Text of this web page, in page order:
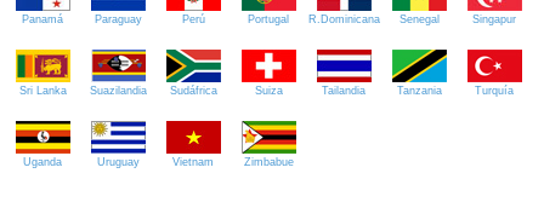
Panamá Paraguay Perú Portugal R.Dominicana Senegal Singapur
Sri Lanka Suazilandia Sudáfrica Suiza Tailandia Tanzania Turquía
Uganda Uruguay Vietnam Zimbabue